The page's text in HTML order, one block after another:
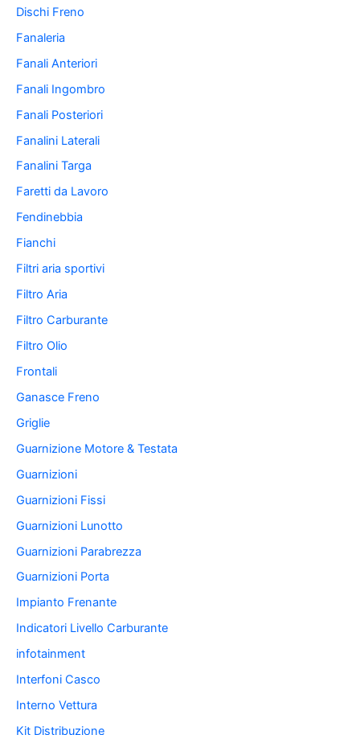
Dischi Freno
Fanaleria
Fanali Anteriori
Fanali Ingombro
Fanali Posteriori
Fanalini Laterali
Fanalini Targa
Faretti da Lavoro
Fendinebbia
Fianchi
Filtri aria sportivi
Filtro Aria
Filtro Carburante
Filtro Olio
Frontali
Ganasce Freno
Griglie
Guarnizione Motore & Testata
Guarnizioni
Guarnizioni Fissi
Guarnizioni Lunotto
Guarnizioni Parabrezza
Guarnizioni Porta
Impianto Frenante
Indicatori Livello Carburante
infotainment
Interfoni Casco
Interno Vettura
Kit Distribuzione